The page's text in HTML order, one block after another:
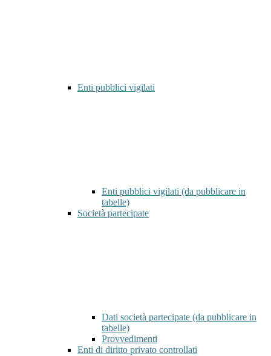
Enti pubblici vigilati
Enti pubblici vigilati (da pubblicare in
tabelle)
Società partecipate
Dati società partecipate (da pubblicare in
tabelle)
Provvedimenti
Enti di diritto privato controllati